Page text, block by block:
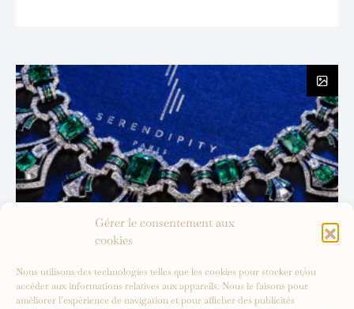
Gérer le consentement aux
cookies
Nous utilisons des technologies telles que les cookies pour stocker et/ou
accéder aux informations relatives aux appareils. Nous le faisons pour
améliorer l’expérience de navigation et pour afficher des publicités